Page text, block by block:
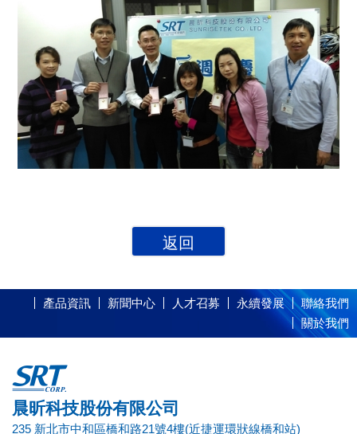
返回
聯絡我們
永續發展
人才召募
新聞中心
產品資訊
關於我們
晨昕科技股份有限公司
235 新北市中和區橋和路21號4樓(近捷運環狀線橋和站)